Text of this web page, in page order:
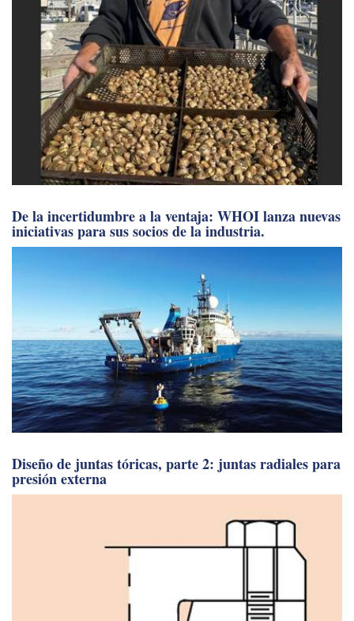
De la incertidumbre a la ventaja: WHOI lanza nuevas
iniciativas para sus socios de la industria.
Diseño de juntas tóricas, parte 2: juntas radiales para
presión externa